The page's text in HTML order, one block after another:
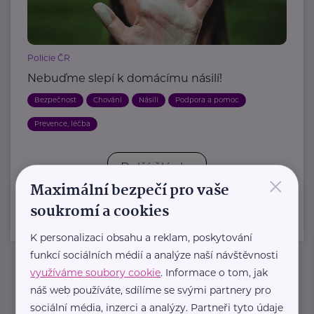
Policie ČR
Nebuďme slepí k domácímu násilí!
Bezpečnost Chování Násilí Podpora a pomoc
Prevence, léčba
Další články
Newsletter
×
Maximální bezpečí pro vaše
soukromí a cookies
K personalizaci obsahu a reklam, poskytování
funkcí sociálních médií a analýze naší návštěvnosti
využíváme soubory cookie. Informace o tom, jak
náš web používáte, sdílíme se svými partnery pro
sociální média, inzerci a analýzy. Partneři tyto údaje